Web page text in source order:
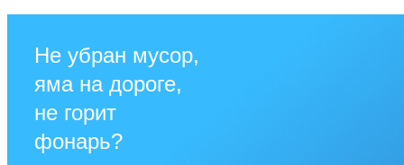
Не убран мусор,
яма на дороге,
не горит
фонарь?